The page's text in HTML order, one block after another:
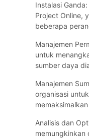
Instalasi
Project Online,
beberapa
Manajemen
untuk
sumber daya
Manajemen
organisasi
Analisis dan
memungkinkan